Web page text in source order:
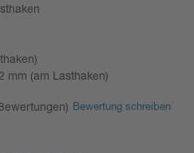
mm (am Lasthaken)
Bewertung schreiben